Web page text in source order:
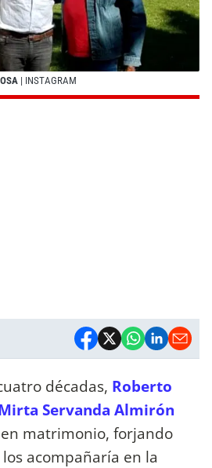
| INSTAGRAM
décadas, Roberto
Servanda Almirón
matrimonio, forjando
acompañaría en la